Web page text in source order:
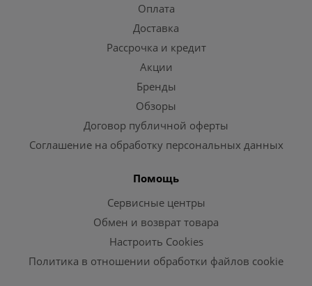
Оплата
Доставка
Рассрочка и кредит
Акции
Бренды
Обзоры
Договор публичной оферты
Соглашение на обработку персональных данных
Помощь
Сервисные центры
Обмен и возврат товара
Настроить Cookies
Политика в отношении обработки файлов cookie